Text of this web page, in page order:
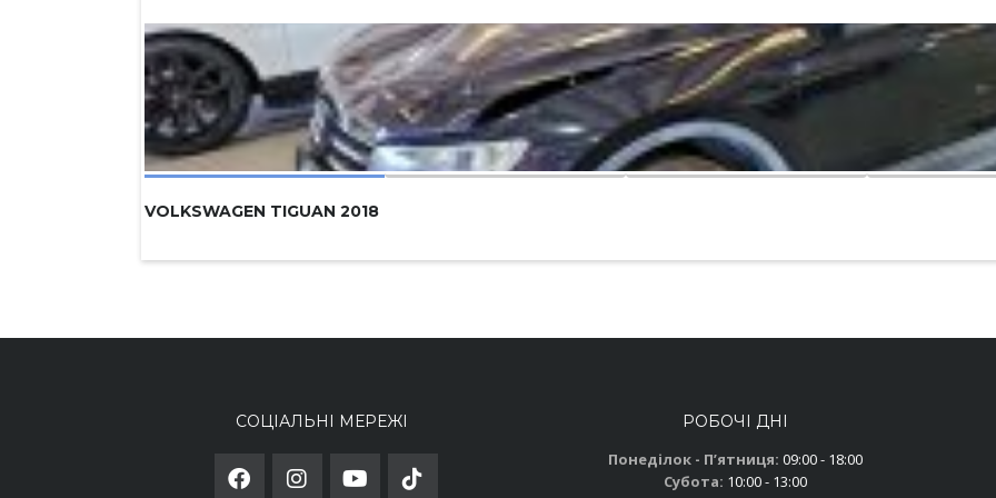
VOLKSWAGEN TIGUAN 2018
СОЦІАЛЬНІ МЕРЕЖІ
РОБОЧІ ДНІ
Понеділок - Пʼятниця: 09:00 - 18:00
Субота: 10:00 - 13:00